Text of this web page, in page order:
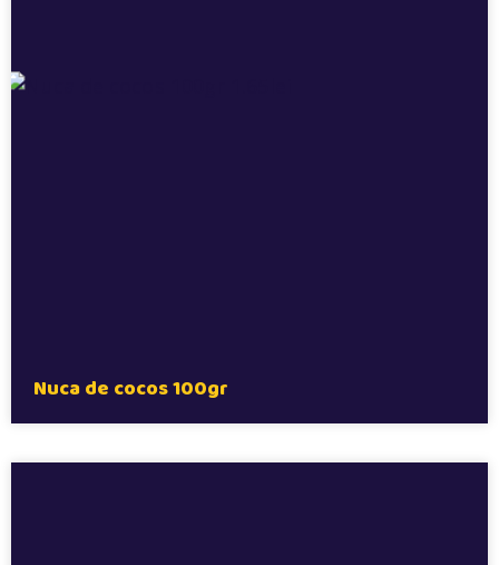
Nuca de cocos 100gr